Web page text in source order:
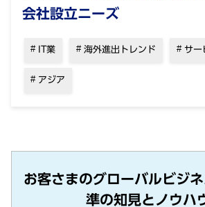
会社設立ニーズ
IT業 海外進出トレンド サー
アジア
お客さまのグローバルビジ
準の知見とノウハ